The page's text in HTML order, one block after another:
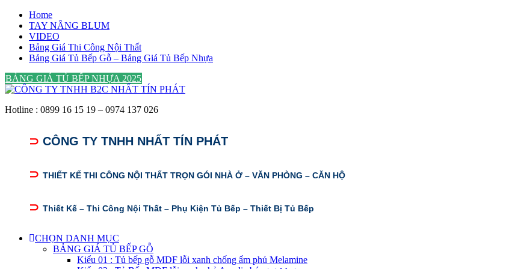
Home
TAY NÂNG BLUM
VIDEO
Bảng Giá Thi Công Nội Thất
Bảng Giá Tủ Bếp Gỗ – Bảng Giá Tủ Bếp Nhựa
BẢNG GIÁ TỦ BẾP NHỰA 2025
Hotline : 0899 16 15 19 – 0974 137 026
⊃ CÔNG TY TNHH NHẤT TÍN PHÁT
⊃ THIẾT KẾ THI CÔNG NỘI THẤT TRỌN GÓI NHÀ Ở – VĂN PHÒNG – CĂN HỘ
⊃ Thiết Kế – Thi Công Nội Thất – Phụ Kiện Tủ Bếp – Thiết Bị Tủ Bếp
CHỌN DANH MỤC
BẢNG GIÁ TỦ BẾP GỖ
Kiểu 01 : Tủ bếp gỗ MDF lỗi xanh chống ẩm phủ Melamine